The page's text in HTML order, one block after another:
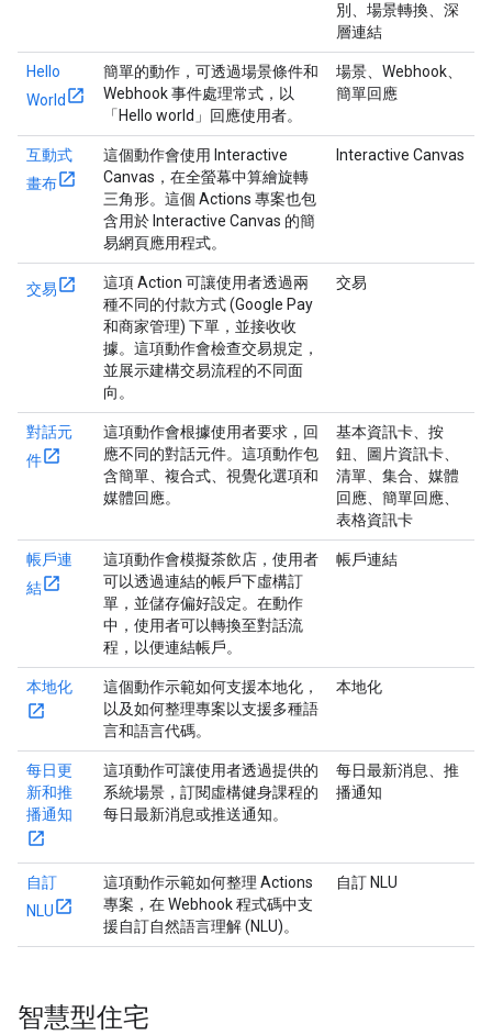
別、場景轉換、深
層連結
Hello
World
簡單的動作，可透過場景條件和
Webhook 事件處理常式，以
「Hello world」回應使用者。
場景、Webhook、
簡單回應
互動式
畫布
這個動作會使用 Interactive
Canvas，在全螢幕中算繪旋轉
三角形。這個 Actions 專案也包
含用於 Interactive Canvas 的簡
易網頁應用程式。
Interactive Canvas
交易
這項 Action 可讓使用者透過兩
種不同的付款方式 (Google Pay
和商家管理) 下單，並接收收
據。這項動作會檢查交易規定，
並展示建構交易流程的不同面
向。
交易
對話元
件
這項動作會根據使用者要求，回
應不同的對話元件。這項動作包
含簡單、複合式、視覺化選項和
媒體回應。
基本資訊卡、按
鈕、圖片資訊卡、
清單、集合、媒體
回應、簡單回應、
表格資訊卡
帳戶連
結
這項動作會模擬茶飲店，使用者
可以透過連結的帳戶下虛構訂
單，並儲存偏好設定。在動作
中，使用者可以轉換至對話流
程，以便連結帳戶。
帳戶連結
本地化
這個動作示範如何支援本地化，
以及如何整理專案以支援多種語
言和語言代碼。
本地化
每日更
新和推
播通知
這項動作可讓使用者透過提供的
系統場景，訂閱虛構健身課程的
每日最新消息或推送通知。
每日最新消息、推
播通知
自訂
NLU
這項動作示範如何整理 Actions
專案，在 Webhook 程式碼中支
援自訂自然語言理解 (NLU)。
自訂 NLU
智慧型住宅